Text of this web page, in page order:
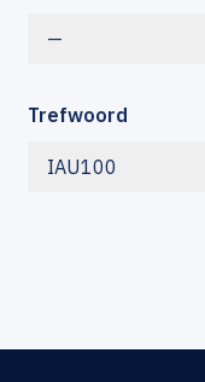
—
Trefwoord
IAU100